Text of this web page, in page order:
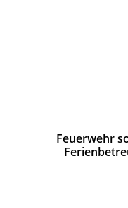
Feuerwehr